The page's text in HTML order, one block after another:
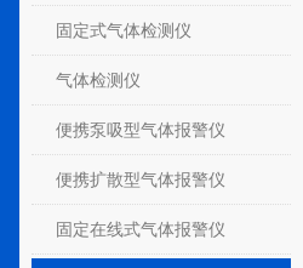
固定式气体检测仪
气体检测仪
便携泵吸型气体报警仪
便携扩散型气体报警仪
固定在线式气体报警仪